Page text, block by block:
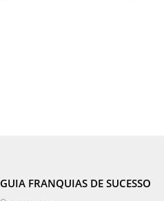
GUIA FRANQUIAS DE SUCESSO